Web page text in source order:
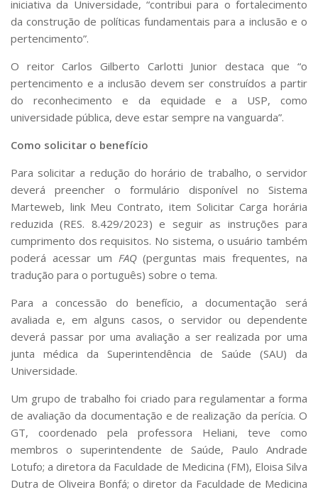
iniciativa da Universidade, “contribui para o fortalecimento
da construção de políticas fundamentais para a inclusão e o
pertencimento”.
O reitor Carlos Gilberto Carlotti Junior destaca que “o
pertencimento e a inclusão devem ser construídos a partir
do reconhecimento e da equidade e a USP, como
universidade pública, deve estar sempre na vanguarda”.
Como solicitar o benefício
Para solicitar a redução do horário de trabalho, o servidor
deverá preencher o formulário disponível no Sistema
Marteweb, link Meu Contrato, item Solicitar Carga horária
reduzida (RES. 8.429/2023) e seguir as instruções para
cumprimento dos requisitos. No sistema, o usuário também
poderá acessar um FAQ(perguntas mais frequentes, na
tradução para o português) sobre o tema.
Para a concessão do benefício, a documentação será
avaliada e, em alguns casos, o servidor ou dependente
deverá passar por uma avaliação a ser realizada por uma
junta médica da Superintendência de Saúde (SAU) da
Universidade.
Um grupo de trabalho foi criado para regulamentar a forma
de avaliação da documentação e de realização da perícia. O
GT, coordenado pela professora Heliani, teve como
membros o superintendente de Saúde, Paulo Andrade
Lotufo; a diretora da Faculdade de Medicina (FM), Eloisa Silva
Dutra de Oliveira Bonfá; o diretor da Faculdade de Medicina